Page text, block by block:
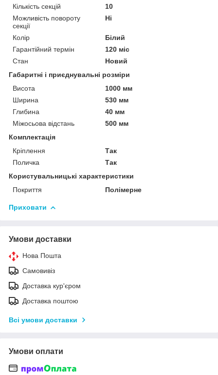
Кількість секцій
10
Можливість повороту
секції
Ні
Колір
Білий
Гарантійний термін
120 міс
Стан
Новий
Габаритні і приєднувальні розміри
Висота
1000 мм
Ширина
530 мм
Глибина
40 мм
Міжосьова відстань
500 мм
Комплектація
Кріплення
Так
Поличка
Так
Користувальницькі характеристики
Покриття
Полімерне
Приховати
Умови доставки
Нова Пошта
Самовивіз
Доставка кур'єром
Доставка поштою
Всі умови доставки
Умови оплати